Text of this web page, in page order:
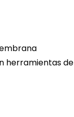
herramientas de